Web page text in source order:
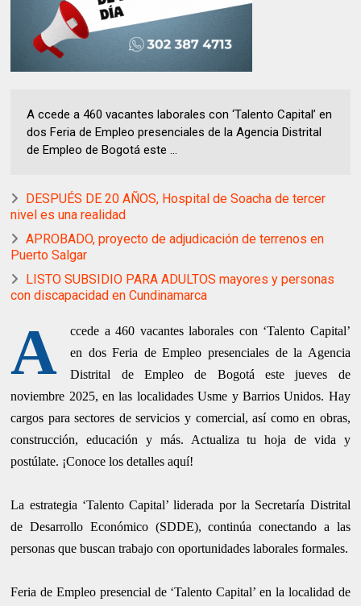
A ccede a 460 vacantes laborales con ‘Talento Capital’ en
dos Feria de Empleo presenciales de la Agencia Distrital
de Empleo de Bogotá este ...
DESPUÉS DE 20 AÑOS, Hospital de Soacha de tercer
nivel es una realidad
APROBADO, proyecto de adjudicación de terrenos en
Puerto Salgar
LISTO SUBSIDIO PARA ADULTOS mayores y personas
con discapacidad en Cundinamarca
A
ccede a 460 vacantes laborales con ‘Talento Capital’
en dos Feria de Empleo presenciales de la Agencia
Distrital de Empleo de Bogotá este jueves de
noviembre 2025, en las localidades Usme y Barrios Unidos. Hay
cargos para sectores de servicios y comercial, así como en obras,
construcción, educación y más. Actualiza tu hoja de vida y
postúlate. ¡Conoce los detalles aquí!
La estrategia ‘Talento Capital’ liderada por la Secretaría Distrital
de Desarrollo Económico (SDDE), continúa conectando a las
personas que buscan trabajo con oportunidades laborales formales.
Feria de Empleo presencial de ‘Talento Capital’ en la localidad de